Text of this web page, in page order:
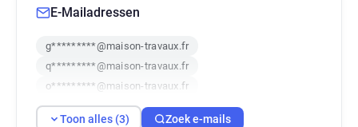
E-Mailadressen
g*********@maison-travaux.fr
q*********@maison-travaux.fr
o*********@maison-travaux.fr
Toon alles (3) Zoek e-mails